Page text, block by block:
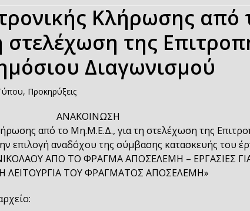
Κλήρωσης από
της
Διαγωνισμού
, Προκηρύξεις
ΑΝΑΚΟΙΝΩΣΗ
από το Μη.Μ.Ε.Δ., για τη στελέχωση της
επιλογή αναδόχου της σύμβασης κατασκευής του
ΑΠΟ ΤΟ ΦΡΑΓΜΑ ΑΠΟΣΕΛΕΜΗ – ΕΡΓΑΣΙΕΣ
ΛΕΙΤΟΥΡΓΙΑ ΤΟΥ ΦΡΑΓΜΑΤΟΣ ΑΠΟΣΕΛΕΜΗ»